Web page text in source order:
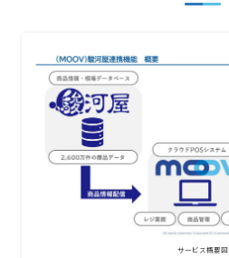
サービス概要図